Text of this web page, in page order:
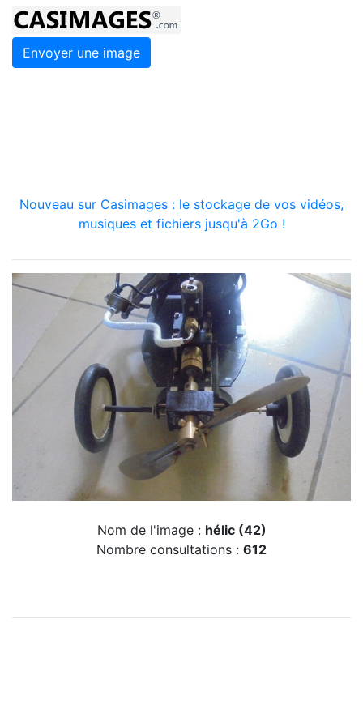
Envoyer une image
Nouveau sur Casimages : le stockage de vos vidéos,
musiques et fichiers jusqu'à 2Go !
Nom de l'image : hélic (42)
Nombre consultations : 612